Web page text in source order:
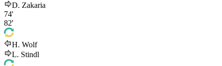
D. Zakaria
74'
82'
H. Wolf
L. Stindl